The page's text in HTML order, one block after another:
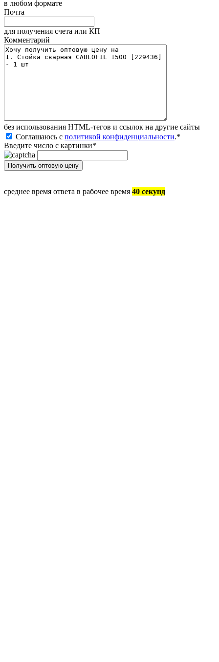
в любом формате
Почта
для получения счета или КП
Комментарий
без иcпользования HTML-тегов и ссылок на другие сайты
Соглашаюсь с политикой конфиденциальности.*
Введите число с картинки*
среднее время ответа в рабочее время 40 секунд